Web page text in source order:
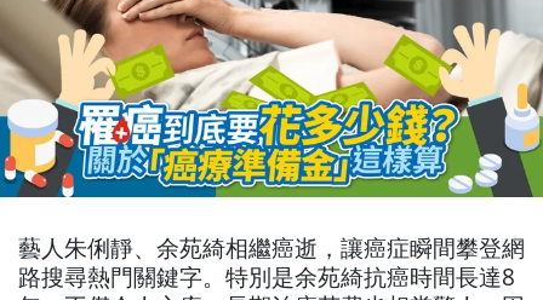
藝人朱俐靜、 余苑綺相繼癌逝 ，讓癌症瞬間攀登網
路搜尋熱門關鍵字。特別是余苑綺抗癌時間長達8